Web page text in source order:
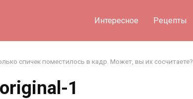
Интересное Рецепты
спичек поместилось в кадр. Может, вы их сосчитаете?
original-1